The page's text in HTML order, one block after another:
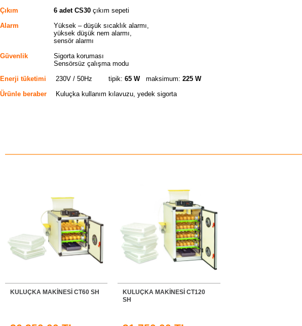
Çıkım
6 adet CS30 çıkım sepeti
Alarm
Yüksek – düşük sıcaklık alarmı,
yüksek düşük nem alarmı,
sensör alarmı
Güvenlik
Sigorta koruması
Sensörsüz çalışma modu
Enerji tüketimi
230V / 50Hz tipik: 65 W maksimum: 225 W
Ürünle beraber
Kuluçka kullanım kılavuzu, yedek sigorta
KULUÇKA MAKİNESİ CT60 SH
KULUÇKA MAKİNESİ CT120
SH